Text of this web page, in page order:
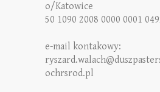
o/Katowice
50 1090 2008 0000 0001
e-mail kontakowy:
ochrsrod.pl